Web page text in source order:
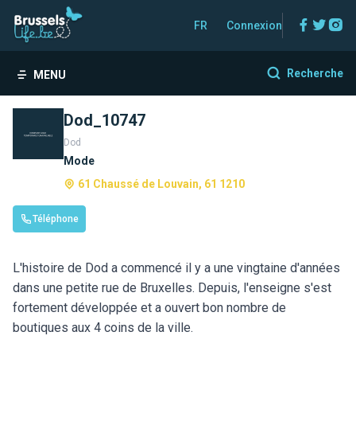
FR Connexion
MENU Recherche
Dod_10747
Dod
Mode
61 Chaussé de Louvain, 61 1210
Téléphone
L'histoire de Dod a commencé il y a une vingtaine d'années
dans une petite rue de Bruxelles. Depuis, l'enseigne s'est
fortement développée et a ouvert bon nombre de
boutiques aux 4 coins de la ville.